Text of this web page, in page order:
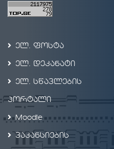
ელ. ფოსტა
ელ. დეკანატი
ელ. სწავლების
პორტალი
Moodle
ვაკანსიების